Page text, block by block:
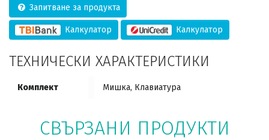
Запитване за продукта
Калкулатор Калкулатор
ТЕХНИЧЕСКИ ХАРАКТЕРИСТИКИ
Комплект Мишка, Клавиатура
СВЪРЗАНИ ПРОДУКТИ